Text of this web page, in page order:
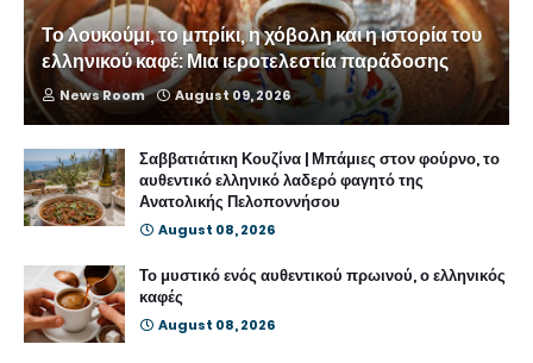
Το λουκούμι, το μπρίκι, η χόβολη και η ιστορία του
ελληνικού καφέ: Μια ιεροτελεστία παράδοσης
News Room August 09, 2026
Σαββατιάτικη Κουζίνα | Μπάμιες στον φούρνο, το
αυθεντικό ελληνικό λαδερό φαγητό της
Ανατολικής Πελοποννήσου
August 08, 2026
Το μυστικό ενός αυθεντικού πρωινού, ο ελληνικός
καφές
August 08, 2026